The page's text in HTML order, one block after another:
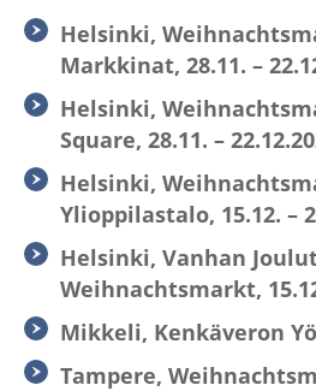
Helsinki,
Markkinat, 28.11. –
Helsinki,
Square, 28.11. –
Helsinki,
Ylioppilastalo, 15.12. –
Helsinki, Vanhan
Weihnachtsmarkt,
Mikkeli, Kenkäveron
Tampere,